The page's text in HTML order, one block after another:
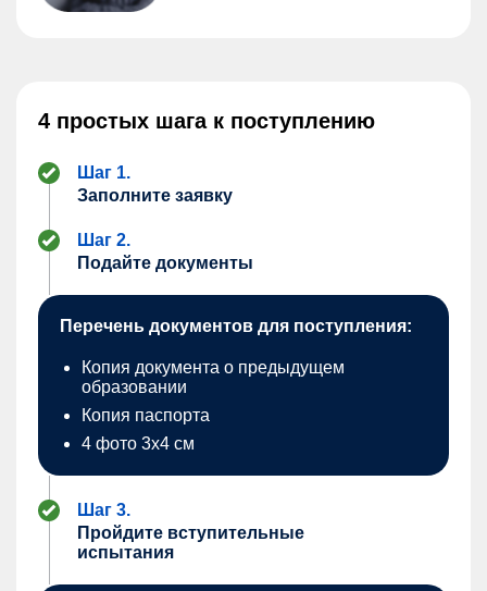
4 простых шага к поступлению
Шаг 1.
Заполните заявку
Шаг 2.
Подайте документы
Перечень документов для поступления:
Копия документа о предыдущем
образовании
Копия паспорта
4 фото 3х4 см
Шаг 3.
Пройдите вступительные
испытания